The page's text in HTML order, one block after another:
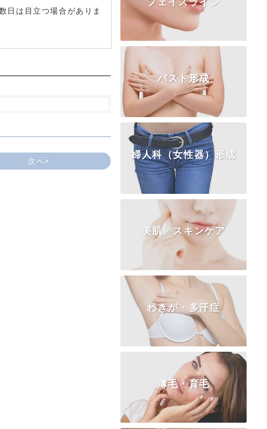
日は目立つ場合がありま
次へ>
TOP 糸リフト
ボトックス
ヒアルロン酸
フェイスリフト
TOP 頬・顎の脂肪
アゴの整形
エラ・頬骨
バスト形成
TOP 乳房挙上・縮小
乳頭・乳輪
女性化乳房
婦人科（女性器）形成
小陰唇 副皮
クリトリス
処女膜 処女膜の切開
美肌・スキンケア
ピコシェア・ゼオスキン
わきが・多汗症
ビューホット高周波ＲＦ
BOTOX汗止め注射
皮弁法（保険適用）
薄毛・育毛